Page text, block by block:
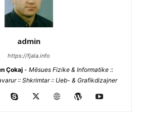
admin
https://fjala.info
Çokaj - Mësues Fizike & Informatike ::
:: Shkrimtar :: Ueb- & Grafikdizajner